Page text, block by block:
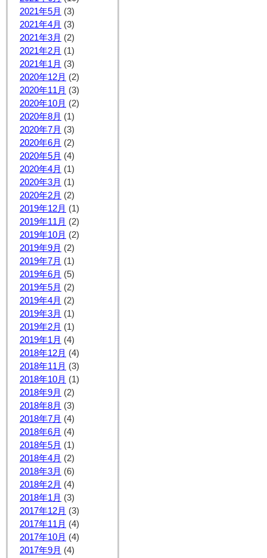
2021年5月 (3)
2021年4月 (3)
2021年3月 (2)
2021年2月 (1)
2021年1月 (3)
2020年12月 (2)
2020年11月 (3)
2020年10月 (2)
2020年8月 (1)
2020年7月 (3)
2020年6月 (2)
2020年5月 (4)
2020年4月 (1)
2020年3月 (1)
2020年2月 (2)
2019年12月 (1)
2019年11月 (2)
2019年10月 (2)
2019年9月 (2)
2019年7月 (1)
2019年6月 (5)
2019年5月 (2)
2019年4月 (2)
2019年3月 (1)
2019年2月 (1)
2019年1月 (4)
2018年12月 (4)
2018年11月 (3)
2018年10月 (1)
2018年9月 (2)
2018年8月 (3)
2018年7月 (4)
2018年6月 (4)
2018年5月 (1)
2018年4月 (2)
2018年3月 (6)
2018年2月 (4)
2018年1月 (3)
2017年12月 (3)
2017年11月 (4)
2017年10月 (4)
2017年9月 (4)